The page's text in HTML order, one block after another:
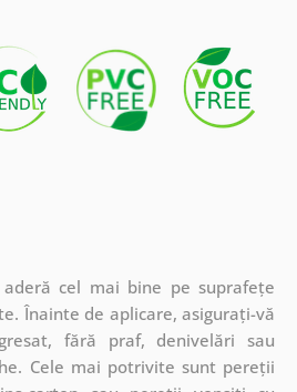
cel mai bine pe suprafețe
Înainte de aplicare, asigurați-vă
fără praf, denivelări sau
Cele mai potrivite sunt pereții